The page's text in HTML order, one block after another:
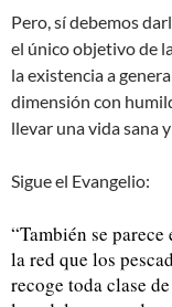
Pero, sí debemos
el único objetivo de
la existencia a
dimensión con
llevar una vida sana
Sigue el Evangelio:
“También se
la red que los
recoge toda clase